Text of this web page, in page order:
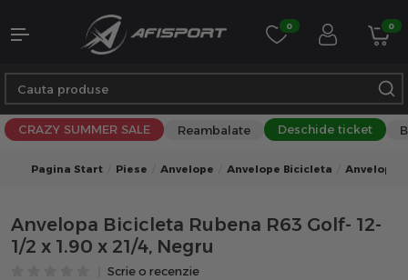
0 0
CRAZY SUMMER SALE Reambalate Deschide ticket
Pagina Start Piese Anvelope Anvelope Bicicleta Anvelope
Anvelopa Bicicleta Rubena R63 Golf- 12-
1/2 x 1.90 x 21/4, Negru
Scrie o recenzie